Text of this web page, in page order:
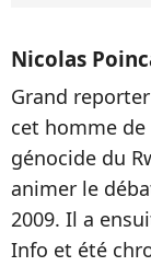
Nicolas
Grand
cet homme
génocide du
animer le
2009. Il a
Info et été